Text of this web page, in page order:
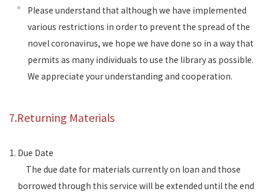
Please understand that although we have implemented
various restrictions in order to prevent the spread of the
novel coronavirus, we hope we have done so in a way that
permits as many individuals to use the library as possible.
We appreciate your understanding and cooperation.
7.Returning Materials
Due Date
The due date for materials currently on loan and those
borrowed through this service will be extended until the end